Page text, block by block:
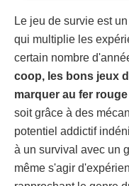
Le jeu de survie est
qui multiplie les
certain nombre
coop, les bons jeux
marquer au fer
soit grâce à des
potentiel addictif
à un survival avec un
même s'agir